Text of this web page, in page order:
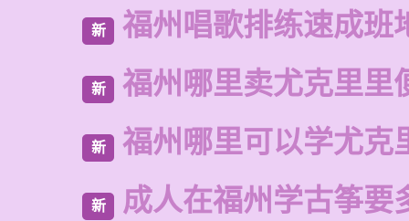
新 福州唱歌排练速成班
新 福州哪里卖尤克里里
新 福州哪里可以学尤克
新 成人在福州学古筝要